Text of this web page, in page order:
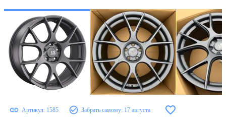
Артикул: 1585 Забрать самому: 17 августа